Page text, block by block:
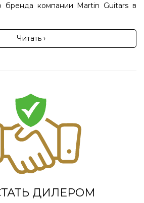
бренда компании Martin Guitars в
Читать ›
ДИЛЕРОМ